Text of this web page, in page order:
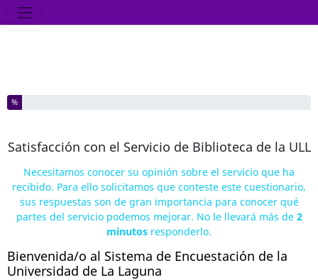
Herramientas
Ha completado el % de este formulario
%
Satisfacción con el Servicio de Biblioteca de la ULL
Necesitamos conocer su opinión sobre el servicio que ha
recibido. Para ello solicitamos que conteste este cuestionario,
sus respuestas son de gran importancia para conocer qué
partes del servicio podemos mejorar. No le llevará más de 2
minutos responderlo.
Bienvenida/o al Sistema de Encuestación de la
Universidad de La Laguna